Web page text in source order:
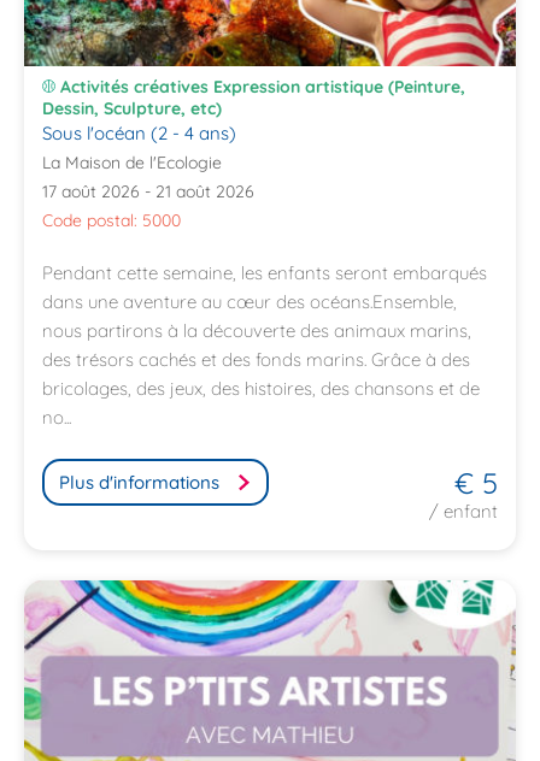
Activités créatives Expression artistique (Peinture,
Dessin, Sculpture, etc)
Sous l'océan (2 - 4 ans)
La Maison de l'Ecologie
17 août 2026 - 21 août 2026
Code postal: 5000
Pendant cette semaine, les enfants seront embarqués
dans une aventure au cœur des océans.Ensemble,
nous partirons à la découverte des animaux marins,
des trésors cachés et des fonds marins. Grâce à des
bricolages, des jeux, des histoires, des chansons et de
no...
Plus d'informations € 5
/ enfant